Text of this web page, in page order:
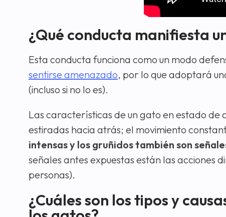
¿Qué conducta manifiesta
Esta conducta funciona como un modo
sentirse amenazado, por lo que adoptará
(incluso si no lo es).
Las características de un gato en estado de
estiradas hacia atrás; el movimiento
intensas y los gruñidos también son
señales antes expuestas están las acciones
personas).
¿Cuáles son los tipos y